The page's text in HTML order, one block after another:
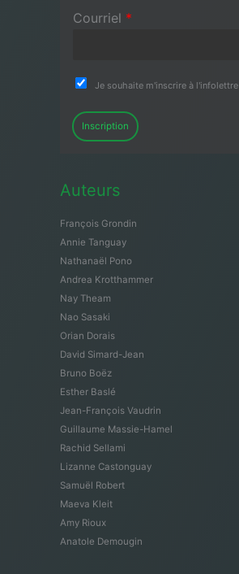
Courriel *
Je souhaite m'inscrire à l'infolettre
Inscription
Auteurs
François Grondin
Annie Tanguay
Nathanaël Pono
Andrea Krotthammer
Nay Theam
Nao Sasaki
Orian Dorais
David Simard-Jean
Bruno Boëz
Esther Baslé
Jean-François Vaudrin
Guillaume Massie-Hamel
Rachid Sellami
Lizanne Castonguay
Samuël Robert
Maeva Kleit
Amy Rioux
Anatole Demougin